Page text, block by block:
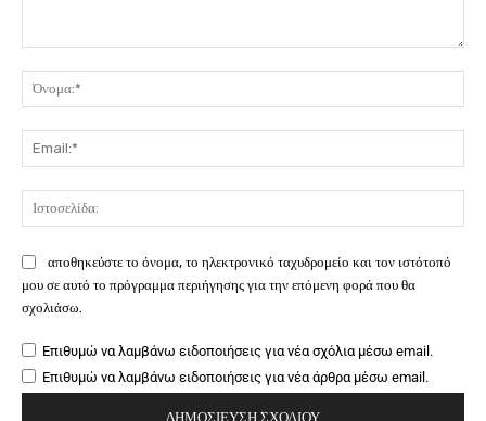
αποθηκεύστε το όνομα, το ηλεκτρονικό ταχυδρομείο και τον ιστότοπό
μου σε αυτό το πρόγραμμα περιήγησης για την επόμενη φορά που θα
σχολιάσω.
Επιθυμώ να λαμβάνω ειδοποιήσεις για νέα σχόλια μέσω email.
Επιθυμώ να λαμβάνω ειδοποιήσεις για νέα άρθρα μέσω email.